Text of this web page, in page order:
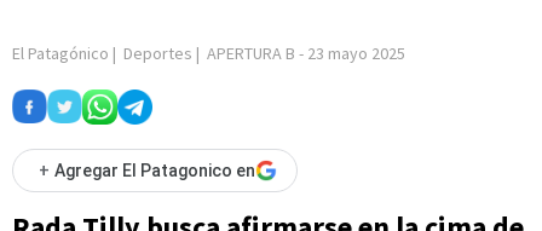
El Patagónico | Deportes | APERTURA B - 23 mayo 2025
+ Agregar El Patagonico en